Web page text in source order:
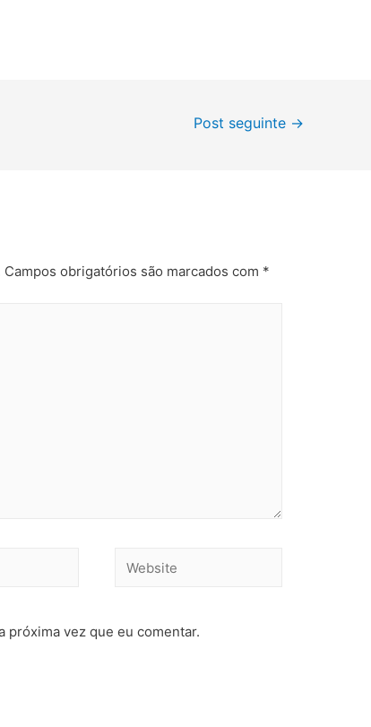
Post seguinte →
Campos obrigatórios são marcados com *
próxima vez que eu comentar.